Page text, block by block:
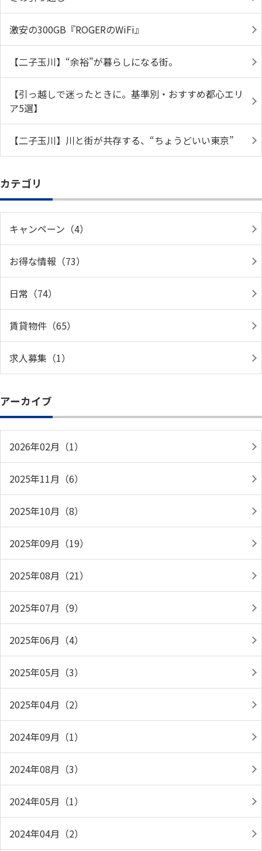
激安の300GB『ROGERのWiFi』
【二子玉川】“余裕”が暮らしになる街。
【引っ越しで迷ったときに。基準別・おすすめ都心エリ
ア5選】
【二子玉川】川と街が共存する、“ちょうどいい東京”
カテゴリ
キャンペーン（4）
お得な情報（73）
日常（74）
賃貸物件（65）
求人募集（1）
アーカイブ
2026年02月（1）
2025年11月（6）
2025年10月（8）
2025年09月（19）
2025年08月（21）
2025年07月（9）
2025年06月（4）
2025年05月（3）
2025年04月（2）
2024年09月（1）
2024年08月（3）
2024年05月（1）
2024年04月（2）